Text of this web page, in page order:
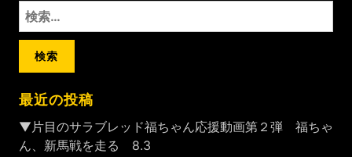
検
索:
最近の投稿
▼片目のサラブレッド福ちゃん応援動画第２弾 福ちゃ
ん、新馬戦を走る 8.3